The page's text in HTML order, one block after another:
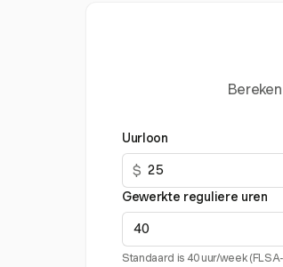
Uurloon
$
Gewerkte reguliere uren
Standaard is 40 uur/week